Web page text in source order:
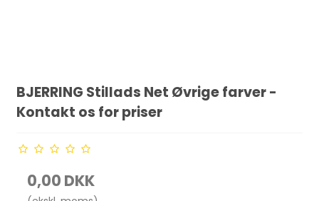
BJERRING Stillads Net Øvrige farver -
Kontakt os for priser
0,00 DKK